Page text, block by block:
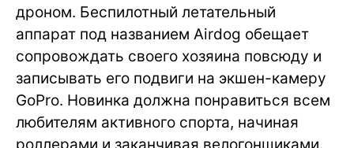
дроном. Беспилотный летательный
аппарат под названием Airdog обещает
сопровождать своего хозяина повсюду и
записывать его подвиги на экшен-камеру
GoPro. Новинка должна понравиться всем
любителям активного спорта, начиная
роллерами и заканчивая велогонщиками.